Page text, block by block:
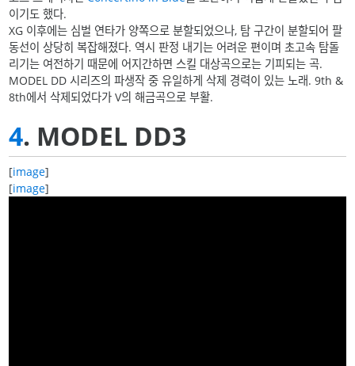
이기도 했다.
XG 이후에는 심벌 연타가 양쪽으로 분할되었으나, 탐 구간이 분할되어 팔
동선이 상당히 복잡해졌다. 역시 판정 내기는 어려운 편이며 초고속 탐돌
리기는 여전하기 때문에 어지간하면 스킬 대상곡으로는 기피되는 곡.
MODEL DD 시리즈의 파생작 중 유일하게 삭제 경력이 있는 노래. 9th &
8th에서 삭제되었다가 V의 해금곡으로 부활.
4. MODEL DD3
[image]
[image]